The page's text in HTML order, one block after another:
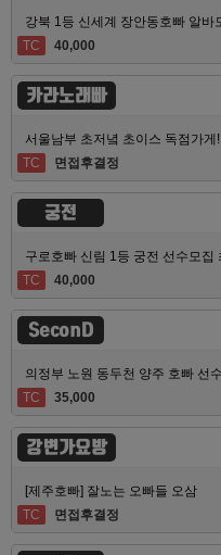
강북 1등 신세계 장안동호빠 알바
TC
40,000
카라노래빠
서울남부 초저녘 초이스 독점가
TC
면접후결정
궁전
TC
40,000
SeconD
의정부 노원 동두천 양주 호빠 선
TC
35,000
강변가요방
[제주호빠] 잘노는 오빠들 오삼
TC
면접후결정